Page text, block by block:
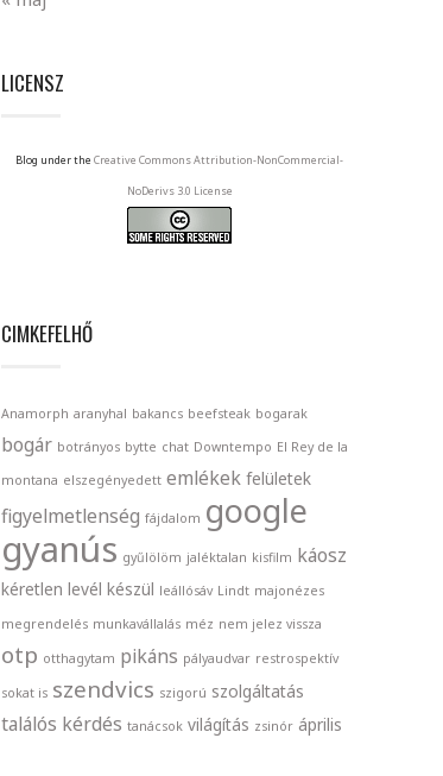
LICENSZ
Blog under the Creative Commons Attribution-NonCommercial-
NoDerivs 3.0 License
CIMKEFELHŐ
Anamorph aranyhal bakancs beefsteak bogarak
bogár botrányos bytte chat Downtempo El Rey de la
montana elszegényedett emlékek felületek
figyelmetlenség fájdalom google
gyanús gyűlölöm jaléktalan kisfilm káosz
kéretlen levél készül leállósáv Lindt majonézes
megrendelés munkavállalás méz nem jelez vissza
otp otthagytam pikáns pályaudvar restrospektív
sokat is szendvics szigorú szolgáltatás
találós kérdés tanácsok világítás zsinór április